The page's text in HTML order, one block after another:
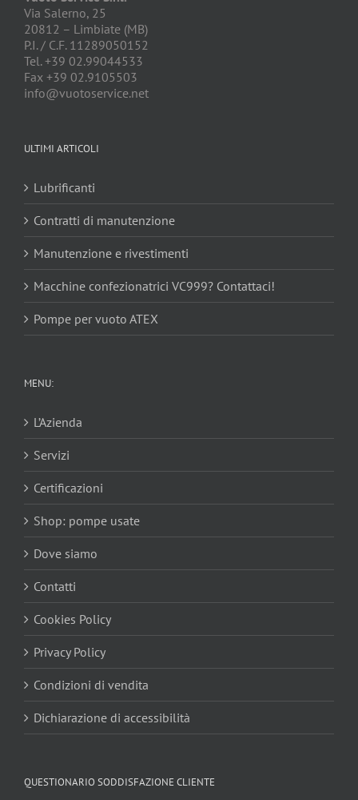
Via Salerno, 25
20812 – Limbiate (MB)
P.I. / C.F. 11289050152
Tel. +39 02.99044533
Fax +39 02.9105503
info@vuotoservice.net
ULTIMI ARTICOLI
Lubrificanti
Contratti di manutenzione
Manutenzione e rivestimenti
Macchine confezionatrici VC999? Contattaci!
Pompe per vuoto ATEX
MENU:
L’Azienda
Servizi
Certificazioni
Shop: pompe usate
Dove siamo
Contatti
Cookies Policy
Privacy Policy
Condizioni di vendita
Dichiarazione di accessibilità
QUESTIONARIO SODDISFAZIONE CLIENTE